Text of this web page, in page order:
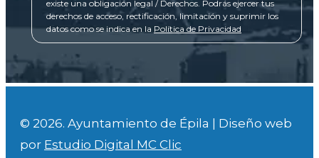
existe una obligación legal / Derechos. Podrás ejercer tus
derechos de acceso, rectificación, limitación y suprimir los
datos como se indica en la Política de Privacidad
© 2026. Ayuntamiento de Épila | Diseño web
por Estudio Digital MC Clic